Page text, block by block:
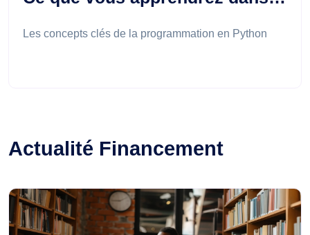
Les concepts clés de la programmation en Python
Actualité Financement